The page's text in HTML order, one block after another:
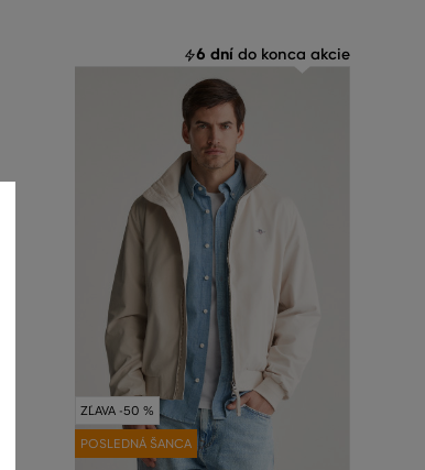
6 dnído konca akcie
ZĽAVA -50 %
POSLEDNÁ ŠANCA